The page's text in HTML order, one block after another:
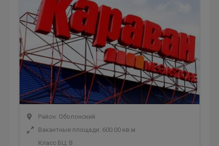
Район: Оболонский
Вакантные площади: 600.00 кв.м
Класс БЦ: B